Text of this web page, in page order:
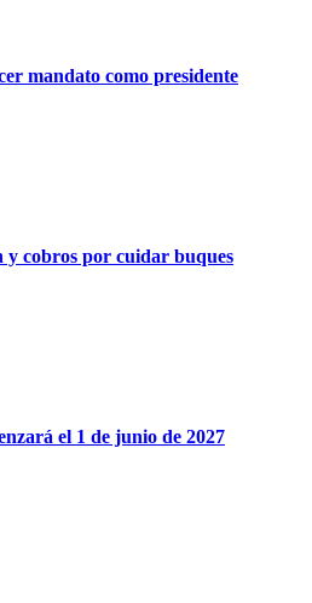
mandato como presidente
cobros por cuidar buques
el 1 de junio de 2027